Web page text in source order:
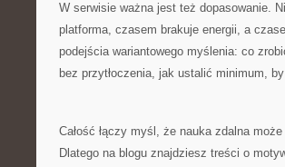
W serwisie ważna jest też dopasowanie.
platforma, czasem brakuje energii, a
podejścia wariantowego myślenia: co
bez przytłoczenia, jak ustalić minimum,
Całość łączy myśl, że nauka zdalna
Dlatego na blogu znajdziesz treści o